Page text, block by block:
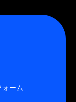
ーム